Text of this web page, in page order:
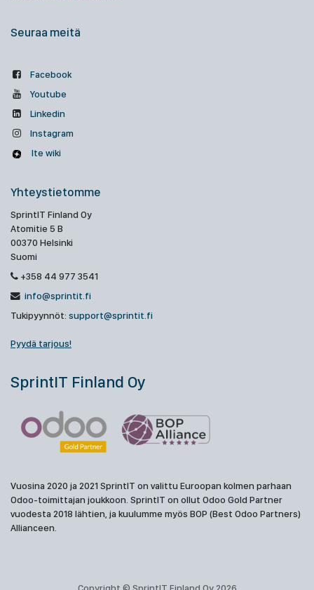
Seuraa meitä
Facebook
Youtube
Linkedin
Instagram
Ite wiki
Yhteystietomme
SprintIT Finland Oy
Atomitie 5 B
00370 Helsinki
Suomi
+358 44 977 3541
info@sprintit.fi
Tukipyynnöt: support@sprintit.fi
Pyydä tarjous!
SprintIT Finland Oy
Vuosina 2020 ja 2021 SprintIT on valittu Euroopan kolmen parhaan
Odoo-toimittajan joukkoon. SprintIT on ollut Odoo Gold Partner
vuodesta 2018 lähtien, ja kuulumme myös BOP (Best Odoo Partners)
Allianceen.
Copyright © SprintIT Finland Oy 2026